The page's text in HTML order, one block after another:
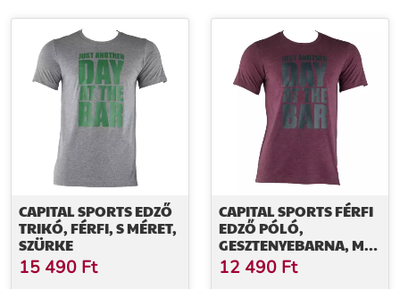
CAPITAL SPORTS EDZŐ
TRIKÓ, FÉRFI, S MÉRET,
SZÜRKE
15 490 Ft
CAPITAL SPORTS FÉRFI
EDZŐ PÓLÓ,
GESZTENYEBARNA, M
MÉRET
12 490 Ft